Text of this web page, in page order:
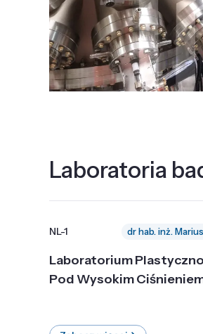
Laboratoria
NL-1 dr hab. inż.
Laboratorium
Pod Wysokim